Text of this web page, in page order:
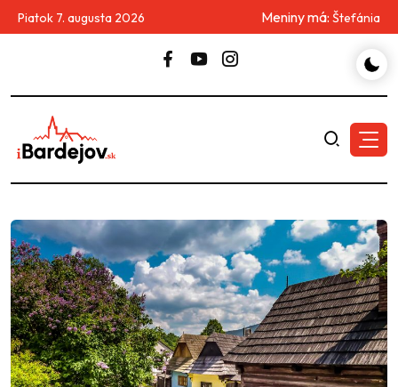
Piatok 7. augusta 2026 Meniny má: Štefánia